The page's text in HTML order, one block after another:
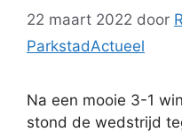
22 maart 2022 door
ParkstadActueel
Na een mooie 3-1
stond de wedstrijd